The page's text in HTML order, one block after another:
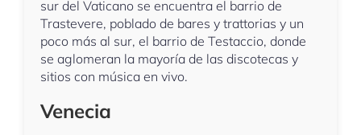
sur del Vaticano se encuentra el barrio de
Trastevere, poblado de bares y trattorias y un
poco más al sur, el barrio de Testaccio, donde
se aglomeran la mayoría de las discotecas y
sitios con música en vivo.
Venecia